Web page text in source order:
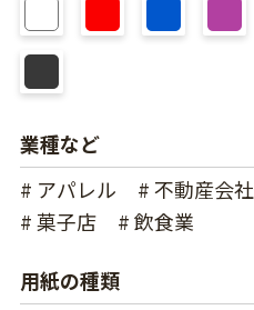
業種など
# アパレル
# 不動産会社
# 菓子店
# 飲食業
用紙の種類